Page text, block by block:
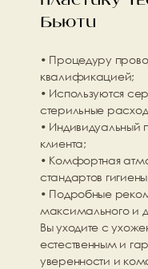
Бьюти
• Процедуру
квалификацией;
• Используются
стерильные
• Индивидуальный
клиента;
• Комфортная
стандартов
• Подробные
максимального и
Вы уходите с
естественным и
уверенности и